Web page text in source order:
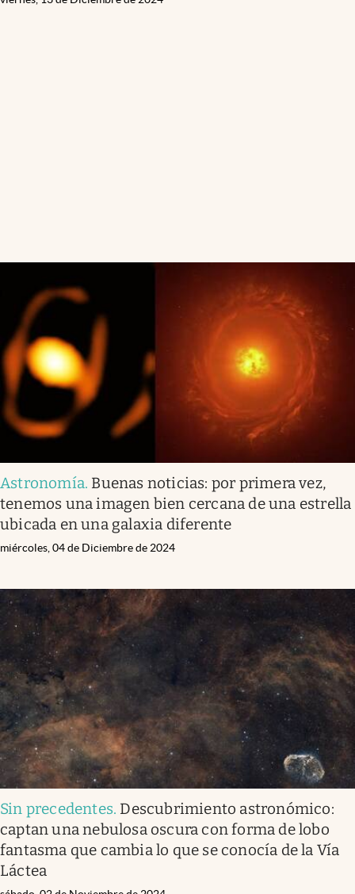
Astronomía. Buenas noticias: por primera vez,
tenemos una imagen bien cercana de una estrella
ubicada en una galaxia diferente
miércoles, 04 de Diciembre de 2024
Sin precedentes. Descubrimiento astronómico:
captan una nebulosa oscura con forma de lobo
fantasma que cambia lo que se conocía de la Vía
Láctea